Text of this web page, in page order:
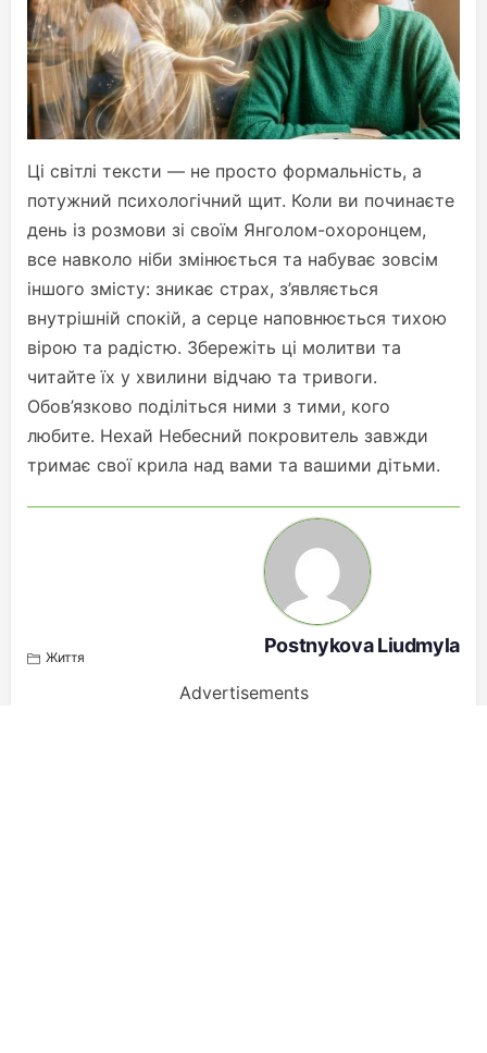
Ці світлі тексти — не просто формальність, а
потужний психологічний щит. Коли ви починаєте
день із розмови зі своїм Янголом-охоронцем,
все навколо ніби змінюється та набуває зовсім
іншого змісту: зникає страх, з’являється
внутрішній спокій, а серце наповнюється тихою
вірою та радістю. Збережіть ці молитви та
читайте їх у хвилини відчаю та тривоги.
Обов’язково поділіться ними з тими, кого
любите. Нехай Небесний покровитель завжди
тримає свої крила над вами та вашими дітьми.
Життя
Postnykova Liudmyla
Advertisements